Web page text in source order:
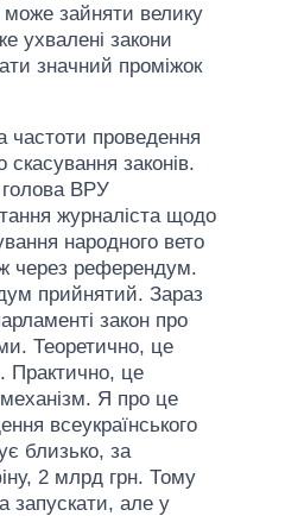
зайняти велику
ухвалені закони
значний проміжок
частоти проведення
законів.
ВРУ
журналіста щодо
народного вето
через референдум.
прийнятий. Зараз
закон про
Теоретично, це
Практично, це
Я про це
всеукраїнського
близько, за
2 млрд грн. Тому
запускати, але у